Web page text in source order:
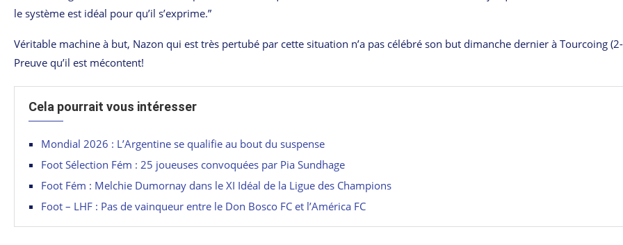
le système est idéal pour qu’il s’exprime.”
Véritable machine à but, Nazon qui est très pertubé par cette situation n’a pas célébré son but dimanche dernier à Tourcoing
Preuve qu’il est mécontent!
Cela pourrait vous intéresser
Mondial 2026 : L’Argentine se qualifie au bout du suspense
Foot Sélection Fém : 25 joueuses convoquées par Pia Sundhage
Foot Fém : Melchie Dumornay dans le XI Idéal de la Ligue des Champions
Foot – LHF : Pas de vainqueur entre le Don Bosco FC et l’América FC